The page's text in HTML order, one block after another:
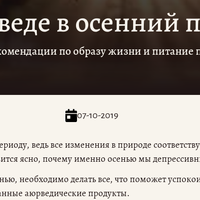
в осенний
по образу жизни и питание
07-10-2019
ведь все изменения в природе
ясно, почему именно осенью мы
необходимо делать все, что поможет
аюрведические продукты.